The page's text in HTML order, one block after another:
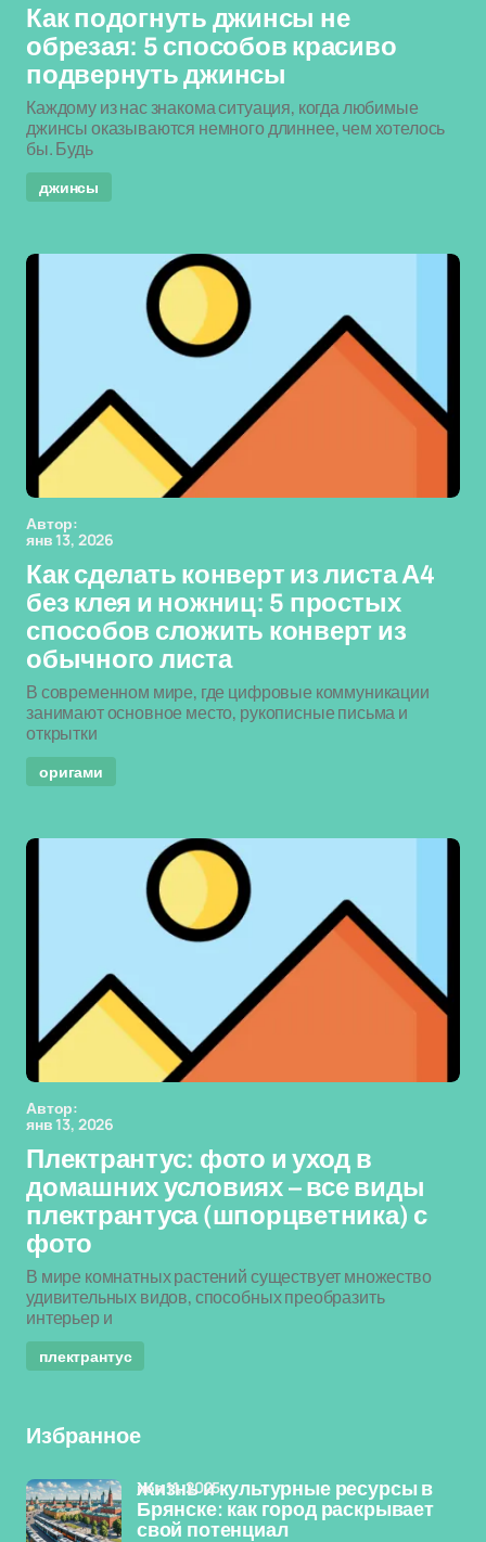
Как подогнуть джинсы не
обрезая: 5 способов красиво
подвернуть джинсы
Каждому из нас знакома ситуация, когда любимые
джинсы оказываются немного длиннее, чем хотелось
бы. Будь
джинсы
Автор:
янв 13, 2026
Как сделать конверт из листа А4
без клея и ножниц: 5 простых
способов сложить конверт из
обычного листа
В современном мире, где цифровые коммуникации
занимают основное место, рукописные письма и
открытки
оригами
Автор:
янв 13, 2026
Плектрантус: фото и уход в
домашних условиях – все виды
плектрантуса (шпорцветника) с
фото
В мире комнатных растений существует множество
удивительных видов, способных преобразить
интерьер и
плектрантус
Избранное
Жизнь и культурные ресурсы в
Брянске: как город раскрывает
свой потенциал
ноя 11, 2025